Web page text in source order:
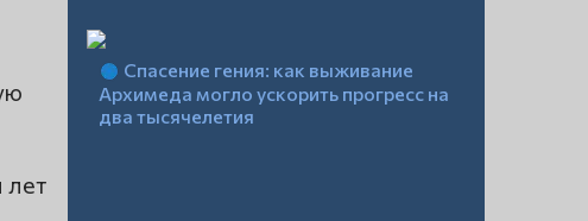
лет
Спасение гения: как выживание
Архимеда могло ускорить прогресс на
два тысячелетия